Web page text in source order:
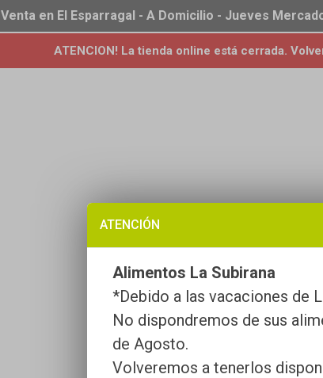
ATENCIÓN
Alimentos La Subirana
*Debido a las vacaciones de
No dispondremos de sus
de Agosto.
Volveremos a tenerlos
Venta en El Esparragal - A Domicilio - Jueves
ATENCION! La tienda online está cerrada.